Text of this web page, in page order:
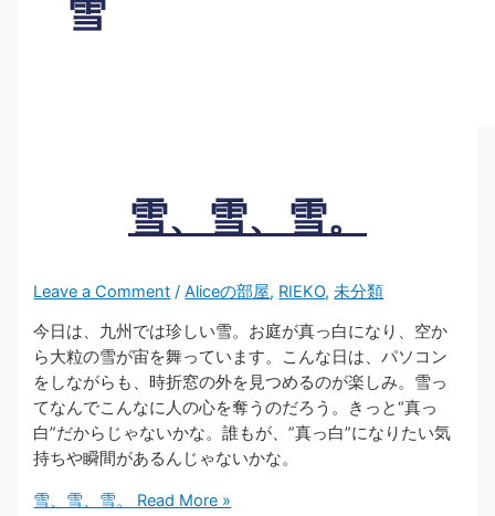
雪
雪、雪、雪。
Leave a Comment /Aliceの部屋, RIEKO,未分類
今日は、九州では珍しい雪。お庭が真っ白になり、空か
ら大粒の雪が宙を舞っています。こんな日は、パソコン
をしながらも、時折窓の外を見つめるのが楽しみ。雪っ
てなんでこんなに人の心を奪うのだろう。きっと“真っ
白”だからじゃないかな。誰もが、”真っ白”になりたい気
持ちや瞬間があるんじゃないかな。
雪、雪、雪。 Read More »